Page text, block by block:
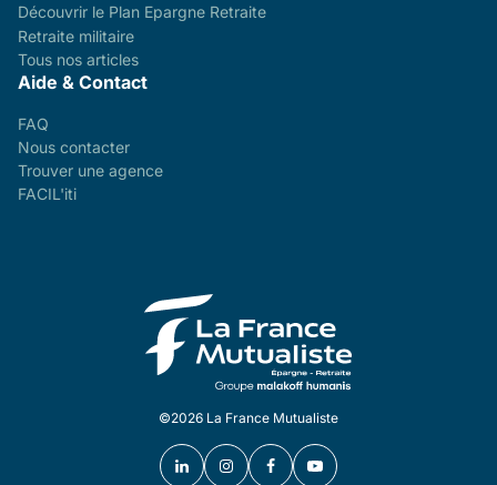
Découvrir le Plan Epargne Retraite
Retraite militaire
Tous nos articles
Aide & Contact
FAQ
Nous contacter
Trouver une agence
FACIL'iti
©2026 La France Mutualiste